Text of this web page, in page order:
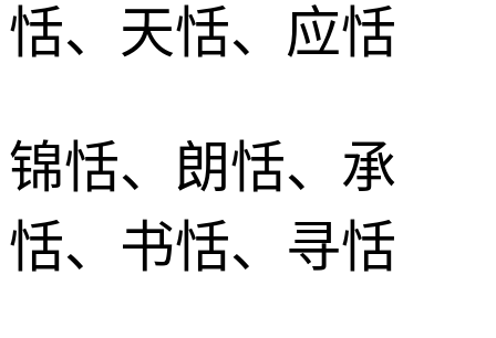
恬、天恬、应恬
锦恬、朗恬、承
恬、书恬、寻恬